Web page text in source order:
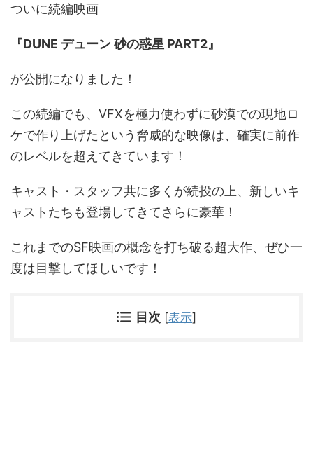
ついに続編映画
『DUNE デューン 砂の惑星 PART2』
が公開になりました！
この続編でも、VFXを極力使わずに砂漠での現地ロ
ケで作り上げたという脅威的な映像は、確実に前作
のレベルを超えてきています！
キャスト・スタッフ共に多くが続投の上、新しいキ
ャストたちも登場してきてさらに豪華！
これまでのSF映画の概念を打ち破る超大作、ぜひ一
度は目撃してほしいです！
目次 [表示]